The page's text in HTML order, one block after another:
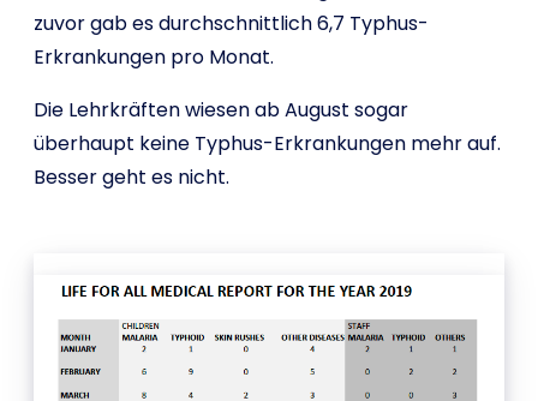
zuvor gab es durchschnittlich 6,7 Typhus-
Erkrankungen pro Monat.
Die Lehrkräften wiesen ab August sogar
überhaupt keine Typhus-Erkrankungen mehr auf.
Besser geht es nicht.